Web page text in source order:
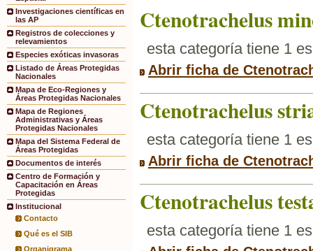
Investigaciones científicas en
las AP
Registros de colecciones y
relevamientos
Especies exóticas invasoras
Listado de Áreas Protegidas
Nacionales
Mapa de Eco-Regiones y
Áreas Protegidas Nacionales
Mapa de Regiones
Administrativas y Áreas
Protegidas Nacionales
Mapa del Sistema Federal de
Áreas Protegidas
Documentos de interés
Centro de Formación y
Capacitación en Áreas
Protegidas
Institucional
Contacto
Qué es el SIB
Organigrama
Ctenotrachelus
esta categoría tiene 1
Abrir ficha de
Ctenotrachelus
esta categoría tiene 1
Abrir ficha de
Ctenotrachelus
esta categoría tiene 1